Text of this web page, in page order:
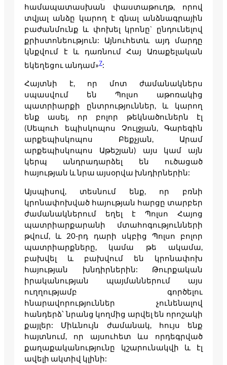
համապատասխան փաստաթուղթ, որով
տվյալ անձը կարող է գնալ անձնագրային
բաժանմունք և փոխել կրոնը` ընդունելով
քրիստոնեություն: Այնուհետև այդ մարդը
կնքվում է և դառնում Հայ Առաքելական
եկեղեցու անդամ»7:
Հայտնի է, որ մոտ ժամանակներս
սպասվում են Պոլսո աթոռակից
պատրիարքի ընտրություններ, և կարող
ենք ասել, որ բոլոր թեկնածուներն էլ
(Սեպուհ եպիսկոպոս Չուլջյան, Գարեգին
արքեպիսկոպոս Բեքչյան, Արամ
արքեպիսկոպոս Աթեշյան) այս կամ այն
կերպ անդրադարձել են ուծացած
հայության և նրա այսօրվա խնդիրներին:
Այսպիսով, տեսնում ենք, որ բռնի
կրոնափոխված հայության հարցը տարբեր
ժամանակներում եղել է Պոլսո Հայոց
պատրիարքարանի մտահոգությունների
թվում, և 20-րդ դարի սկբից Պոլսո բոլոր
պատրիարքները, կամա թե ակամա,
բախվել և բախվում են կրոնափոխ
հայության խնդիրներին: Թուրքական
իրականության պայմաններում այս
ուղղությամբ գործելու
հնարավորություններ չունենալով
հանդերձ՝ նրանց կողմից արվել են որոշակի
քայլեր: Միևնույն ժամանակ, հույս ենք
հայտնում, որ այսուհետ ևս որդեգրված
քաղաքականությունը կշարունակվի և էլ
ավելի ակտիվ կլինի: